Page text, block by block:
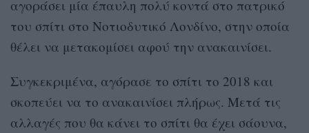
αγοράσει μία έπαυλη πολύ κοντά στο πατρικό
του σπίτι στο Νοτιοδυτικό Λονδίνο, στην οποία
θέλει να μετακομίσει αφού την ανακαινίσει.
Συγκεκριμένα, αγόρασε το σπίτι το 2018 και
σκοπεύει να το ανακαινίσει πλήρως. Μετά τις
αλλαγές που θα κάνει το σπίτι θα έχει σάουνα,